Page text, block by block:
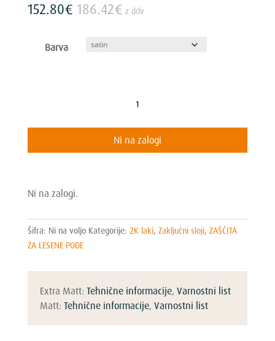
152.80€ 186.42€ z ddv
Barva
5kg
Ni na zalogi
Ni na zalogi.
Šifra: Ni na voljo Kategorije: 2K laki, Zaključni sloji, ZAŠČITA
ZA LESENE PODE
Extra Matt: Tehnične informacije, Varnostni list
Matt: Tehnične informacije, Varnostni list